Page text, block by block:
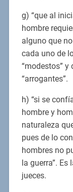
g) “que al
hombre
alguno que
cada uno de
“modestos”
“arrogantes”.
h) “si se
hombre y
naturaleza
pues de lo
hombres no
la guerra”. Es
jueces.